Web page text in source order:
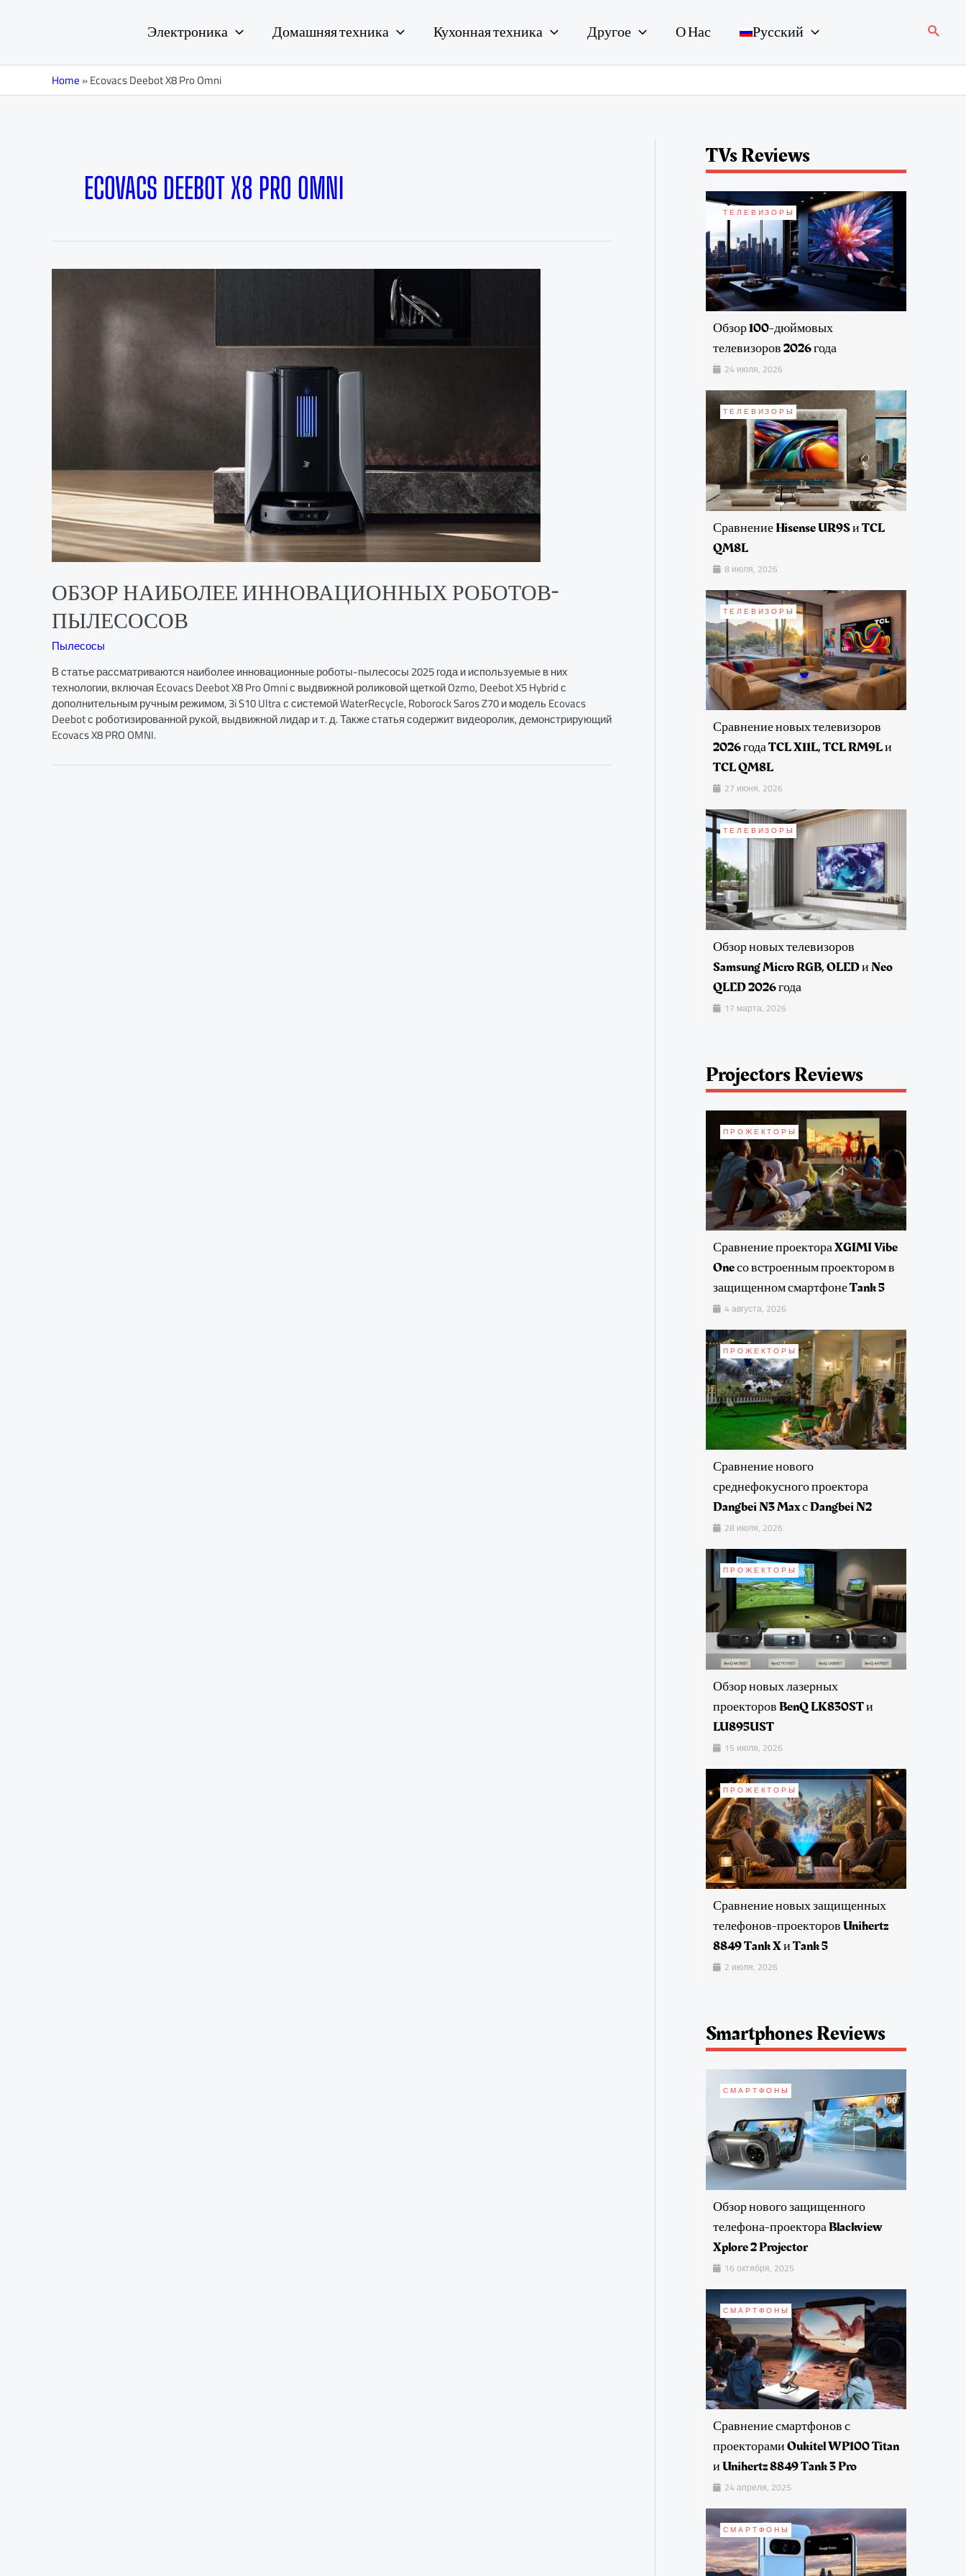
Электроника Домашняя техника Кухонная техника Другое О Нас Русский Поиск
Home»Ecovacs Deebot X8 Pro Omni
ECOVACS DEEBOT X8 PRO OMNI
ОБЗОР НАИБОЛЕЕ ИННОВАЦИОННЫХ РОБОТОВ-
ПЫЛЕСОСОВ
Пылесосы
В статье рассматриваются наиболее инновационные роботы-пылесосы 2025 года и используемые в них
технологии, включая Ecovacs Deebot X8 Pro Omni с выдвижной роликовой щеткой Ozmo, Deebot X5 Hybrid с
дополнительным ручным режимом, 3i S10 Ultra с системой WaterRecycle, Roborock Saros Z70 и модель Ecovacs
Deebot с роботизированной рукой, выдвижной лидар и т. д. Также статья содержит видеоролик, демонстрирующий
Ecovacs X8 PRO OMNI.
TVs Reviews
ТЕЛЕВИЗОРЫ
Обзор 100-дюймовых
телевизоров 2026 года
24 июля, 2026
ТЕЛЕВИЗОРЫ
Сравнение Hisense UR9S и TCL
QM8L
8 июля, 2026
ТЕЛЕВИЗОРЫ
Сравнение новых телевизоров
2026 года TCL X11L, TCL RM9L и
TCL QM8L
27 июня, 2026
ТЕЛЕВИЗОРЫ
Обзор новых телевизоров
Samsung Micro RGB, OLED и Neo
QLED 2026 года
17 марта, 2026
Projectors Reviews
ПРОЖЕКТОРЫ
Сравнение проектора XGIMI Vibe
One со встроенным проектором в
защищенном смартфоне Tank 5
4 августа, 2026
ПРОЖЕКТОРЫ
Сравнение нового
среднефокусного проектора
Dangbei N3 Max с Dangbei N2
28 июля, 2026
ПРОЖЕКТОРЫ
Обзор новых лазерных
проекторов BenQ LK830ST и
LU895UST
15 июля, 2026
ПРОЖЕКТОРЫ
Сравнение новых защищенных
телефонов-проекторов Unihertz
8849 Tank X и Tank 5
2 июля, 2026
Smartphones Reviews
СМАРТФОНЫ
Обзор нового защищенного
телефона-проектора Blackview
Xplore 2 Projector
16 октября, 2025
СМАРТФОНЫ
Сравнение смартфонов с
проекторами Oukitel WP100 Titan
и Unihertz 8849 Tank 3 Pro
24 апреля, 2025
СМАРТФОНЫ